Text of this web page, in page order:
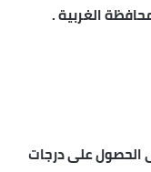
2023 حيث يستطيع كل طالب فى الحصول على درجات